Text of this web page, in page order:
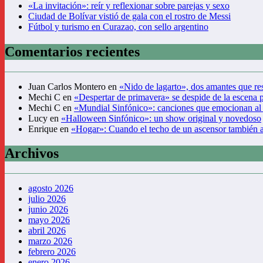
«La invitación»: reír y reflexionar sobre parejas y sexo
Ciudad de Bolívar vistió de gala con el rostro de Messi
Fútbol y turismo en Curazao, con sello argentino
Comentarios recientes
Juan Carlos Montero en «Nido de lagarto», dos amantes que
Mechi C en «Despertar de primavera» se despide de la escena
Mechi C en «Mundial Sinfónico»: canciones que emocionan al
Lucy en «Halloween Sinfónico»: un show original y novedoso
Enrique en «Hogar»: Cuando el techo de un ascensor también
Archivos
agosto 2026
julio 2026
junio 2026
mayo 2026
abril 2026
marzo 2026
febrero 2026